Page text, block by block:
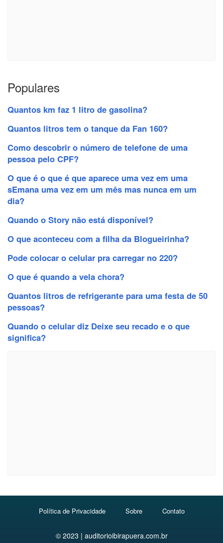
Populares
Quantos km faz 1 litro de gasolina?
Quantos litros tem o tanque da Fan 160?
Como descobrir o número de telefone de uma
pessoa pelo CPF?
O que é o que é que aparece uma vez em uma
sEmana uma vez em um mês mas nunca em um
dia?
Quando o Story não está disponível?
O que aconteceu com a filha da Blogueirinha?
Pode colocar o celular pra carregar no 220?
O que é quando a vela chora?
Quantos litros de refrigerante para uma festa de 50
pessoas?
Quando o celular diz Deixe seu recado e o que
significa?
Política de Privacidade Sobre Contato
© 2023 | auditorioibirapuera.com.br